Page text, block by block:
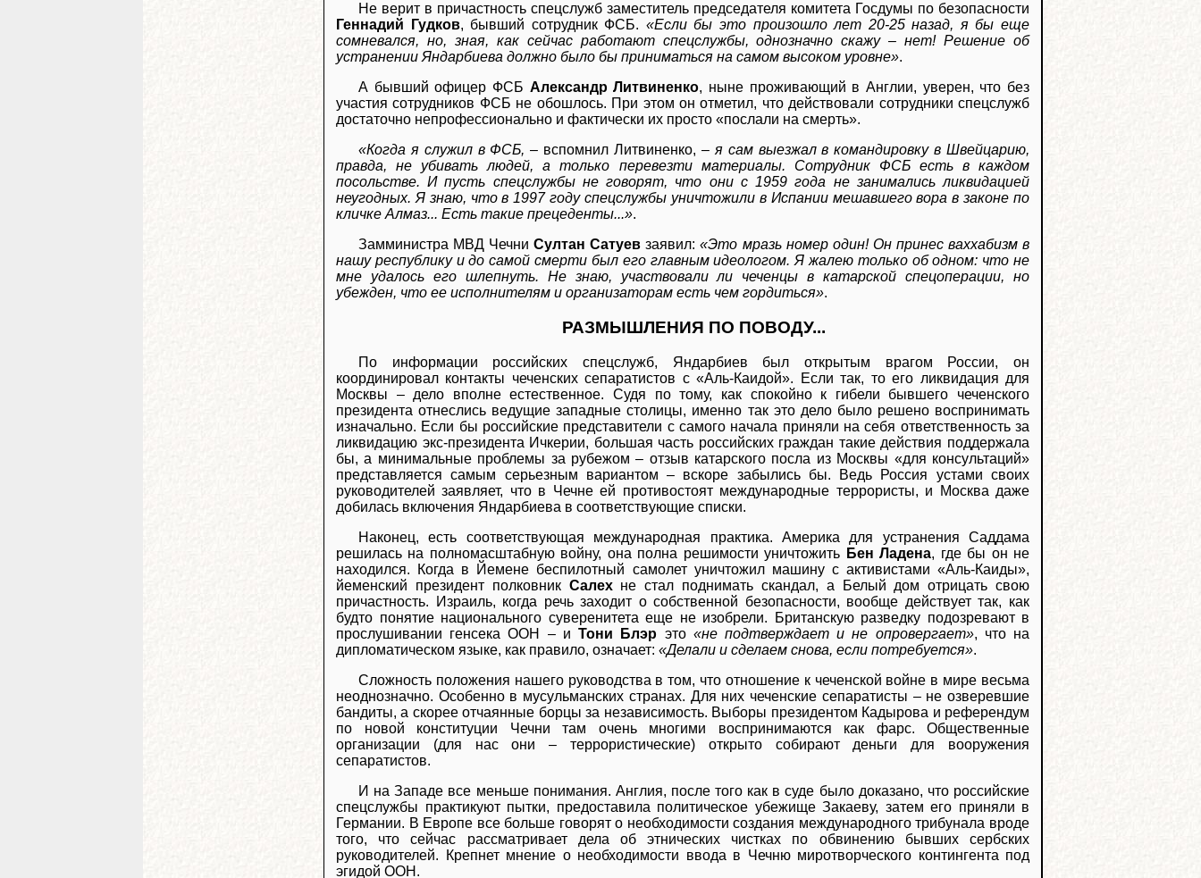
Не верит в причастность спецслужб заместитель председателя комитета Госдумы по безопасности
Геннадий Гудков, бывший сотрудник ФСБ. «Если бы это произошло лет 20-25 назад, я бы еще
сомневался, но, зная, как сейчас работают спецслужбы, однозначно скажу – нет! Решение об
устранении Яндарбиева должно было бы приниматься на самом высоком уровне».
А бывший офицер ФСБ Александр Литвиненко, ныне проживающий в Англии, уверен, что без
участия сотрудников ФСБ не обошлось. При этом он отметил, что действовали сотрудники спецслужб
достаточно непрофессионально и фактически их просто «послали на смерть».
«Когда я служил в ФСБ, – вспомнил Литвиненко, –я сам выезжал в командировку в Швейцарию,
правда, не убивать людей, а только перевезти материалы. Сотрудник ФСБ есть в каждом
посольстве. И пусть спецслужбы не говорят, что они с 1959 года не занимались ликвидацией
неугодных. Я знаю, что в 1997 году спецслужбы уничтожили в Испании мешавшего вора в законе по
кличке Алмаз... Есть такие прецеденты...».
Замминистра МВД ЧечниСултан Сатуев заявил:«Это мразь номер один! Он принес ваххабизм в
нашу республику и до самой смерти был его главным идеологом. Я жалею только об одном: что не
мне удалось его шлепнуть. Не знаю, участвовали ли чеченцы в катарской спецоперации, но
убежден, что ее исполнителям и организаторам есть чем гордиться».
РАЗМЫШЛЕНИЯ ПО ПОВОДУ...
По информации российских спецслужб, Яндарбиев был открытым врагом России, он
координировал контакты чеченских сепаратистов с «Аль-Каидой». Если так, то его ликвидация для
Москвы – дело вполне естественное. Судя по тому, как спокойно к гибели бывшего чеченского
президента отнеслись ведущие западные столицы, именно так это дело было решено воспринимать
изначально. Если бы российские представители с самого начала приняли на себя ответственность за
ликвидацию экс-президента Ичкерии, большая часть российских граждан такие действия поддержала
бы, а минимальные проблемы за рубежом – отзыв катарского посла из Москвы «для консультаций»
представляется самым серьезным вариантом – вскоре забылись бы. Ведь Россия устами своих
руководителей заявляет, что в Чечне ей противостоят международные террористы, и Москва даже
добилась включения Яндарбиева в соответствующие списки.
Наконец, есть соответствующая международная практика. Америка для устранения Саддама
решилась на полномасштабную войну, она полна решимости уничтожить Бен Ладена, где бы он не
находился. Когда в Йемене беспилотный самолет уничтожил машину с активистами «Аль-Каиды»,
йеменский президент полковник Салехне стал поднимать скандал, а Белый дом отрицать свою
причастность. Израиль, когда речь заходит о собственной безопасности, вообще действует так, как
будто понятие национального суверенитета еще не изобрели. Британскую разведку подозревают в
прослушивании генсека ООН – иТони Блэр это «не подтверждает и не опровергает», что на
дипломатическом языке, как правило, означает: «Делали и сделаем снова, если потребуется».
Сложность положения нашего руководства в том, что отношение к чеченской войне в мире весьма
неоднозначно. Особенно в мусульманских странах. Для них чеченские сепаратисты – не озверевшие
бандиты, а скорее отчаянные борцы за независимость. Выборы президентом Кадырова и референдум
по новой конституции Чечни там очень многими воспринимаются как фарс. Общественные
организации (для нас они – террористические) открыто собирают деньги для вооружения
сепаратистов.
И на Западе все меньше понимания. Англия, после того как в суде было доказано, что российские
спецслужбы практикуют пытки, предоставила политическое убежище Закаеву, затем его приняли в
Германии. В Европе все больше говорят о необходимости создания международного трибунала вроде
того, что сейчас рассматривает дела об этнических чистках по обвинению бывших сербских
руководителей. Крепнет мнение о необходимости ввода в Чечню миротворческого контингента под
эгидой ООН.